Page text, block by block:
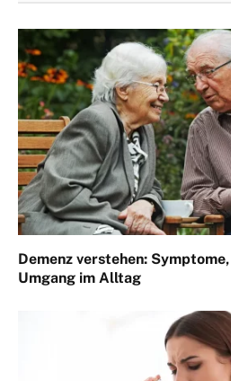
Demenz verstehen:
Umgang im Alltag